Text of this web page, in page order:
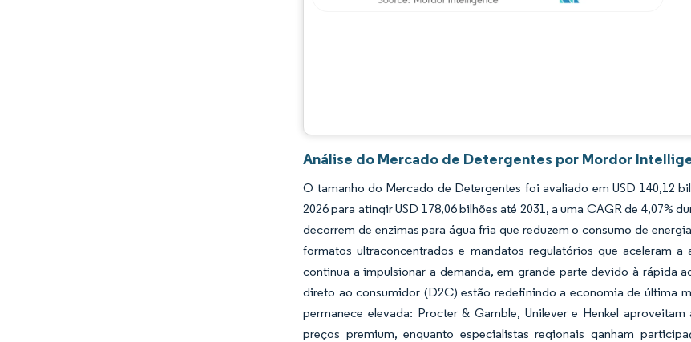
Análise do Mercado de Detergentes por Mordor
O tamanho do Mercado de Detergentes foi avaliado em USD 140,12
2026 para atingir USD 178,06 bilhões até 2031, a uma CAGR de 4,07%
decorrem de enzimas para água fria que reduzem o consumo de
formatos ultraconcentrados e mandatos regulatórios que aceleram
continua a impulsionar a demanda, em grande parte devido à rápida
direto ao consumidor (D2C) estão redefinindo a economia de última
permanece elevada: Procter & Gamble, Unilever e Henkel
preços premium, enquanto especialistas regionais ganham